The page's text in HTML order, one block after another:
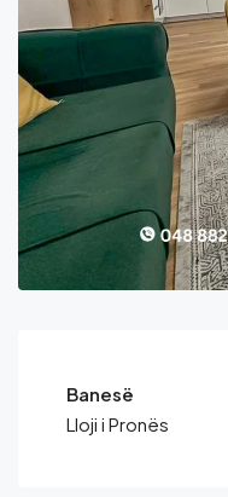
Banesë
Lloji i Pronës